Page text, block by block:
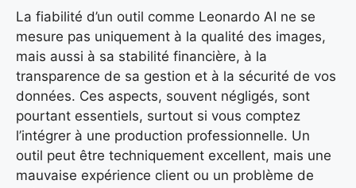
La fiabilité d’un outil comme Leonardo AI ne se
mesure pas uniquement à la qualité des images,
mais aussi à sa stabilité financière, à la
transparence de sa gestion et à la sécurité de vos
données. Ces aspects, souvent négligés, sont
pourtant essentiels, surtout si vous comptez
l’intégrer à une production professionnelle. Un
outil peut être techniquement excellent, mais une
mauvaise expérience client ou un problème de